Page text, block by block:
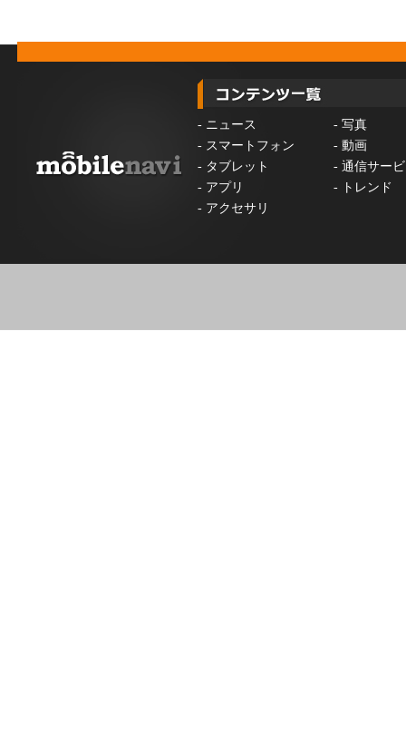
- ニュース - 写真
- スマートフォン - 動画
- タブレット - 通信サー
- アプリ -
トレンド
- アクセサリ